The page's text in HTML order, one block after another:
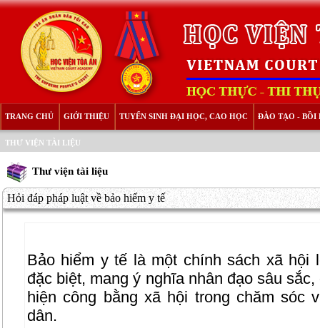
TRANG CHỦ GIỚI THIỆU TUYỂN SINH ĐẠI HỌC, CAO HỌC ĐÀO TẠO - BỒI
THƯ VIỆN TÀI LIỆU
Thư viện tài liệu
Hỏi đáp pháp luật về bảo hiểm y tế
Bảo hiểm y tế là một chính sách xã hội
đặc biệt, mang ý nghĩa nhân đạo sâu
hiện công bằng xã hội trong chăm sóc
dân.